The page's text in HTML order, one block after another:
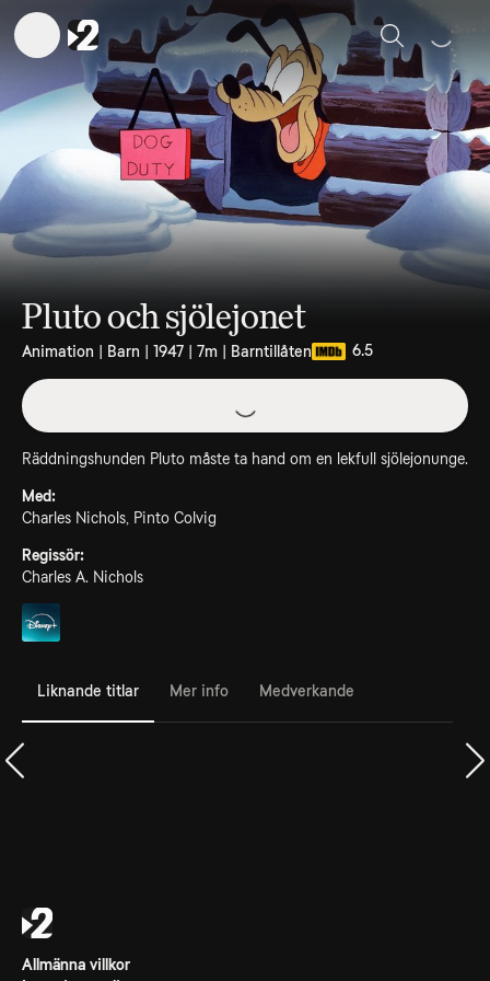
Sök
Pluto och sjölejonet
Animation | Barn | 1947 | 7m | Barntillåten 6.5
Räddningshunden Pluto måste ta hand om en lekfull sjölejonunge.
Med:
Charles Nichols, Pinto Colvig
Regissör:
Charles A. Nichols
Liknande titlar Mer info Medverkande
Allmänna villkor